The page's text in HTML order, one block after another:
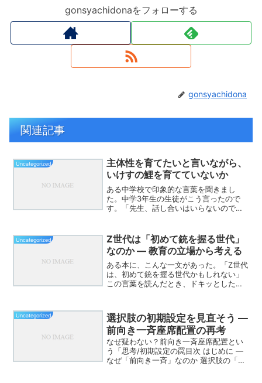
gonsyachidonaをフォローする
gonsyachidona
関連記事
Uncategorized
主体性を育てたいと言いながら、
いけすの鯉を育てていないか
ある中学校で印象的な言葉を聞きまし
た。中学3年生の生徒がこう言ったので
す。「先生、話し合いはいらないので、
ウトプットする時間は必要ありませ
ん。」一方で、同じ学校の1・2...
Uncategorized
Z世代は「初めて銃を握る世代」
なのか ― 教育の立場から考える
ある本に、こんな一文があった。「Z世代
は、初めて銃を握る世代かもしれない」
この言葉を読んだとき、ドキッとした。
らない世代をどう捉えるかZ世代は戦争を
知らない。空襲の恐...
Uncategorized
選択肢の初期設定を見直そう ―
前向き一斉座席配置の再考
なぜ疑わない？前向き一斉座席配置とい
う「思考/初期設定の罠目次 はじめに ―
なぜ「前向き一斉」なのか 選択肢の「初